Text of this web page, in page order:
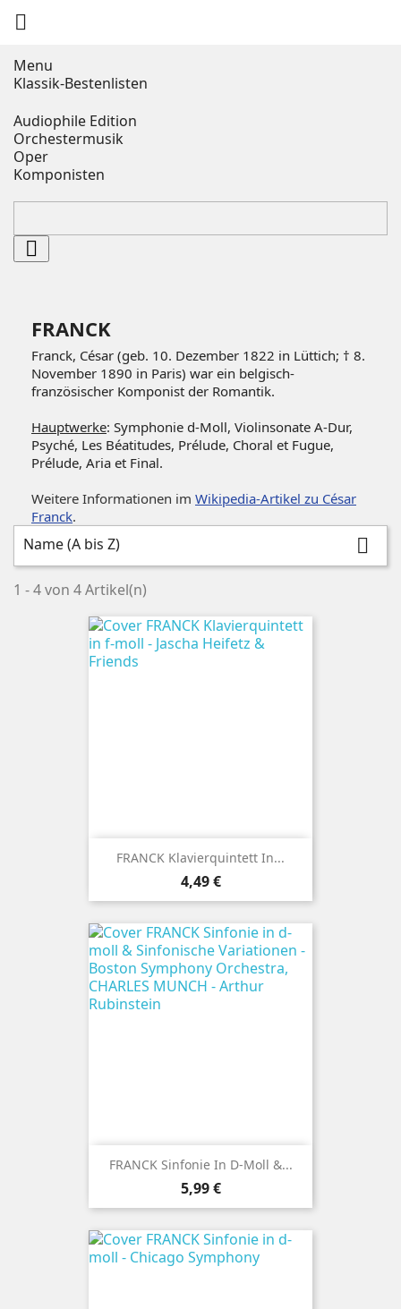

Menu
Klassik-Bestenlisten
Audiophile Edition
Orchestermusik
Oper
Komponisten

FRANCK
Franck, César (geb. 10. Dezember 1822 in Lüttich; † 8.
November 1890 in Paris) war ein belgisch-
französischer Komponist der Romantik.
Hauptwerke: Symphonie d-Moll, Violinsonate A-Dur,
Psyché, Les Béatitudes, Prélude, Choral et Fugue,
Prélude, Aria et Final.
Weitere Informationen im Wikipedia-Artikel zu César
Franck.
Name (A bis Z) 
1 - 4 von 4 Artikel(n)
FRANCK Klavierquintett In...
Preis
4,49 €
FRANCK Sinfonie In D-Moll &...
Preis
5,99 €